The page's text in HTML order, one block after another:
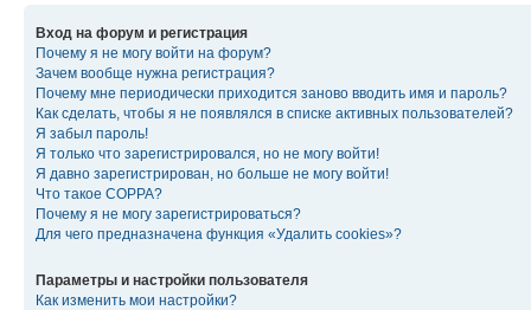
Вход на форум и регистрация
Почему я не могу войти на форум?
Зачем вообще нужна регистрация?
Почему мне периодически приходится заново вводить имя и пароль?
Как сделать, чтобы я не появлялся в списке активных пользователей?
Я забыл пароль!
Я только что зарегистрировался, но не могу войти!
Я давно зарегистрирован, но больше не могу войти!
Что такое COPPA?
Почему я не могу зарегистрироваться?
Для чего предназначена функция «Удалить cookies»?
Параметры и настройки пользователя
Как изменить мои настройки?